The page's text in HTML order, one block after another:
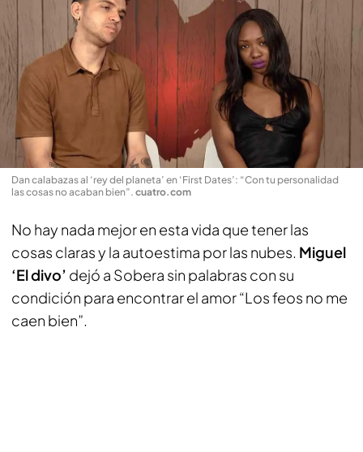
Dan calabazas al ‘rey del planeta’ en ‘First Dates’: “Con tu personalidad
las cosas no acaban bien”. cuatro.com
No hay nada mejor en esta vida que tener las
cosas claras y la autoestima por las nubes. Miguel
‘El divo’ dejó a Sobera sin palabras con su
condición para encontrar el amor “Los feos no me
caen bien”.